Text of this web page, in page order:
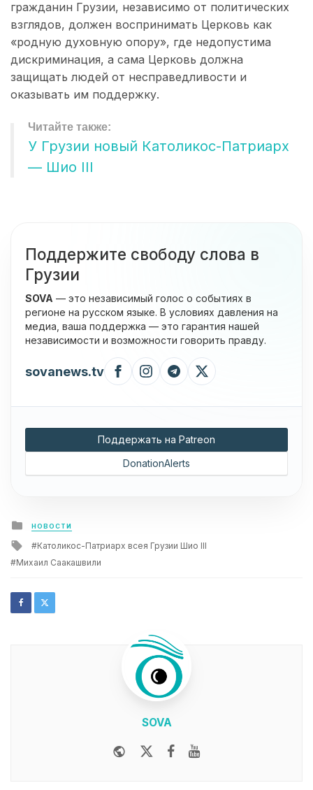
гражданин Грузии, независимо от политических
взглядов, должен воспринимать Церковь как
«родную духовную опору», где недопустима
дискриминация, а сама Церковь должна
защищать людей от несправедливости и
оказывать им поддержку.
У Грузии новый Католикос-Патриарх
— Шио III
Поддержите свободу слова в
Грузии
SOVA — это независимый голос о событиях в
регионе на русском языке. В условиях давления на
медиа, ваша поддержка — это гарантия нашей
независимости и возможности говорить правду.
sovanews.tv
Поддержать на Patreon
DonationAlerts
Posted
in
НОВОСТИ
Tagged
with
Католикос-Патриарх всея Грузии Шио III
Михаил Саакашвили
SOVA
WebsiteTwitterFacebook